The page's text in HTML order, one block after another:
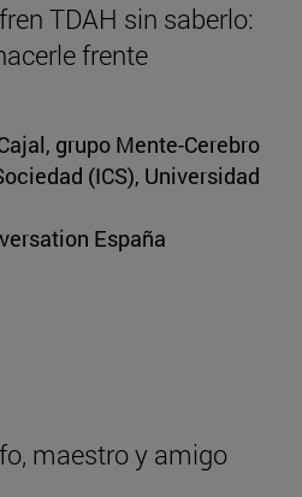
TDAH sin saberlo:
frente
grupo Mente-Cerebro
(ICS), Universidad
España
maestro y amigo